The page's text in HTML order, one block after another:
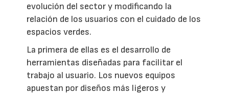
evolución del sector y modificando la
relación de los usuarios con el cuidado de los
espacios verdes.
La primera de ellas es el desarrollo de
herramientas diseñadas para facilitar el
trabajo al usuario. Los nuevos equipos
apuestan por diseños más ligeros y